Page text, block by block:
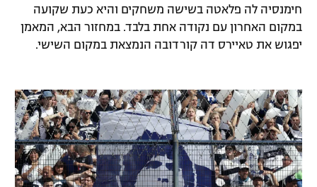
לוח דרושים – ג'ובנט
המגזין
חימנסיה לה פלאטה בשישה משחקים והיא כעת שקועה
במקום האחרון עם נקודה אחת בלבד. במחזור הבא, המאמן
יפגוש את טאיירס דה קורדובה הנמצאת במקום השישי.